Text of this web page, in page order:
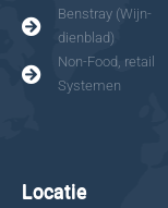
Benstray (Wijn-
dienblad)
Non-Food, retail
Systemen
Locatie